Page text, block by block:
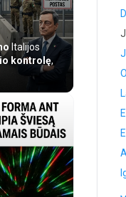
Italijos
kontrolę,
D